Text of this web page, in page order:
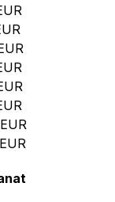
EUR
EUR